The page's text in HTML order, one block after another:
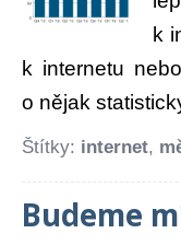
k
k internetu
o nějak
Štítky: internet,
Budeme